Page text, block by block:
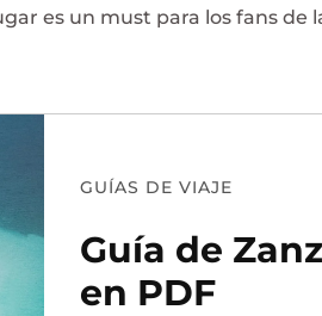
es un must para los fans de
GUÍAS DE VIAJE
Guía de
en PDF